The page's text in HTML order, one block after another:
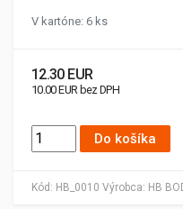
Kód: HB_0010 Výrobca: HB
V kartóne: 6 ks
12.30 EUR
10.00 EUR bez DPH
Do košíka